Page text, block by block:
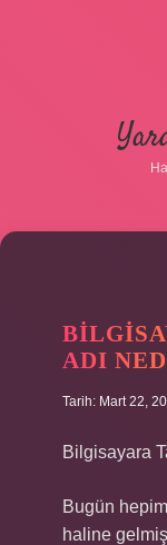
ADI
Tarih: Mart 22,
Bilgisayara
Bugün
haline